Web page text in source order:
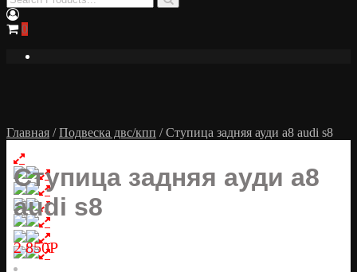
Разбор Ауди А8
0
Главная /Подвеска двс/кпп / Ступица задняя ауди а8 audi s8
Ступица задняя ауди а8
audi s8
2 850Р